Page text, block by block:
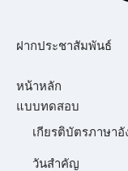
ฝากประชาสัมพันธ์
หน้าหลัก
แบบทดสอบ
เกียรติบัตรภาษาอั
วันสำคัญ